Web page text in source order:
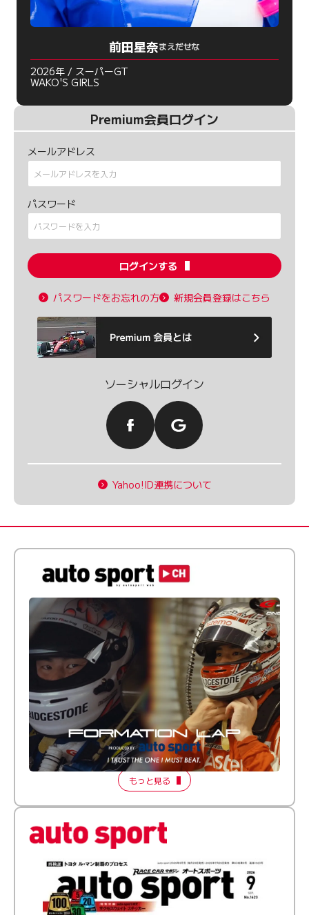
前田星奈まえだせな
2026年 / スーパーGT
WAKO'S GIRLS
Premium会員ログイン
メールアドレス
パスワード
ログインする
パスワードをお忘れの方 新規会員登録はこちら
ソーシャルログイン
Yahoo!ID連携について
倒す相手を、信じてる。小林利徠斗 × 野村勇斗
【FORMATION LAP Produced by auto sport】
2026 Episode 2
もっと見る